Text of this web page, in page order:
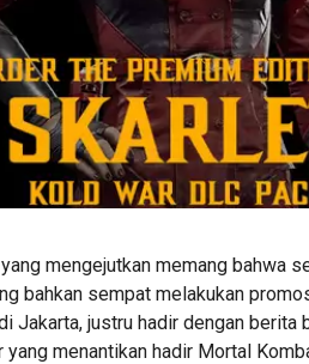
mengejutkan memang bahwa
bahkan sempat melakukan
Jakarta, justru hadir dengan berita
yang menantikan hadir Mortal